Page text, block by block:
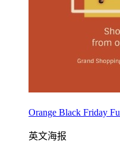
Orange Black Friday
英文海报